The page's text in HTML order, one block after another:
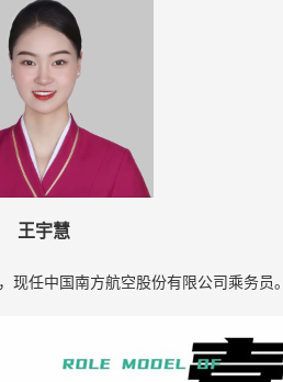
王宇慧
现任中国南方航空股份有限公司乘务员。